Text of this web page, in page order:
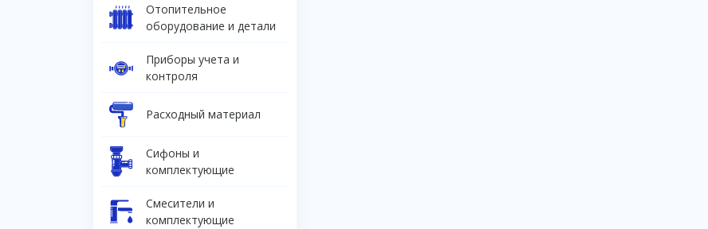
Отопительное
оборудование и детали
Приборы учета и
контроля
Расходный материал
Сифоны и
комплектующие
Смесители и
комплектующие